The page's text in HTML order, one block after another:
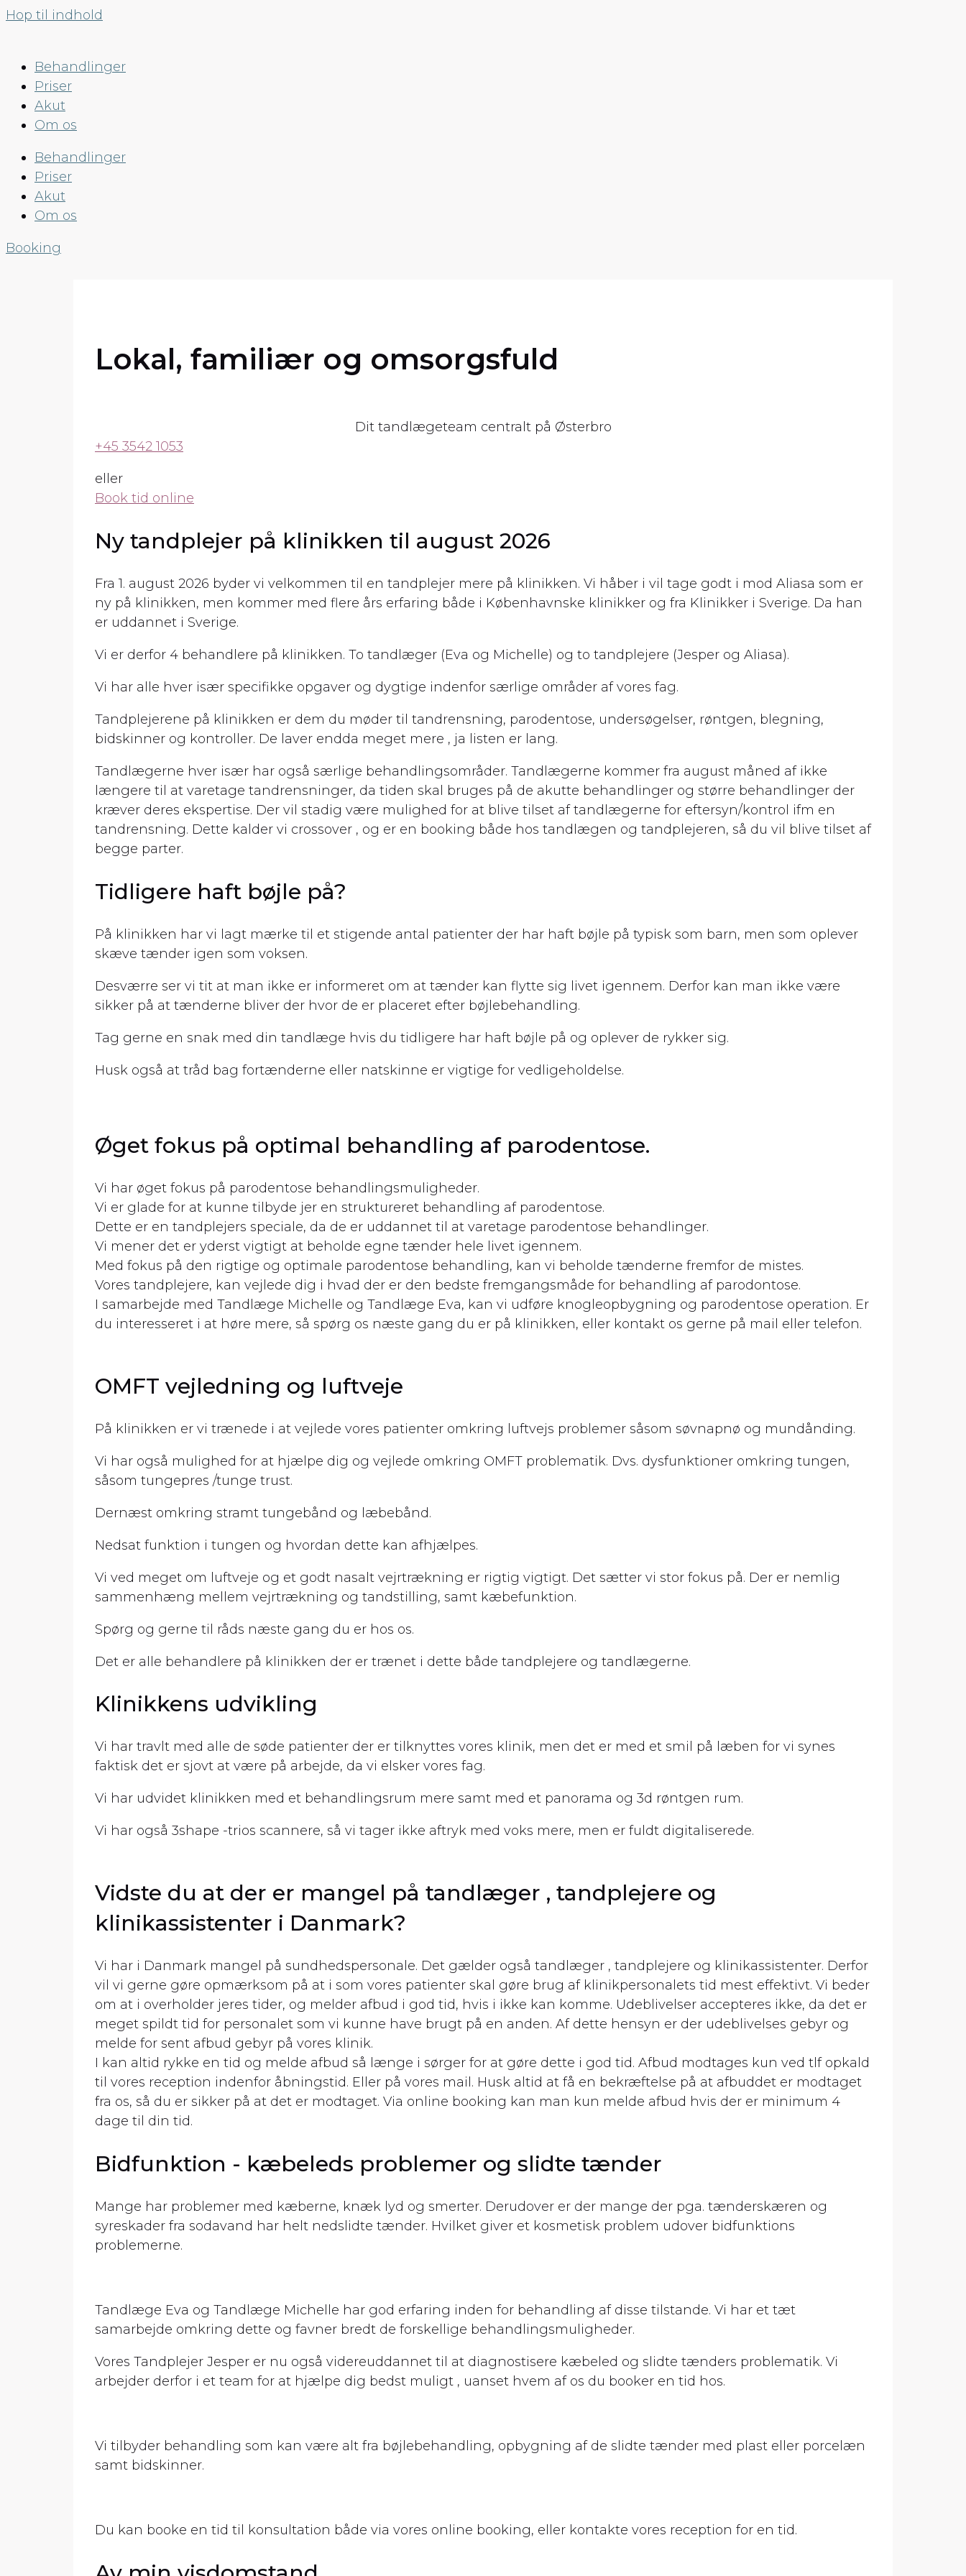
Hop til indhold
Behandlinger
Priser
Akut
Om os
Behandlinger
Priser
Akut
Om os
Booking
Lokal, familiær og omsorgsfuld
Dit tandlægeteam centralt på Østerbro
+45 3542 1053
eller
Book tid online
Ny tandplejer på klinikken til august 2026
Fra 1. august 2026 byder vi velkommen til en tandplejer mere på klinikken. Vi håber i vil tage godt i mod Aliasa som er
ny på klinikken, men kommer med flere års erfaring både i Københavnske klinikker og fra Klinikker i Sverige. Da han
er uddannet i Sverige.
Vi er derfor 4 behandlere på klinikken. To tandlæger (Eva og Michelle) og to tandplejere (Jesper og Aliasa).
Vi har alle hver især specifikke opgaver og dygtige indenfor særlige områder af vores fag.
Tandplejerene på klinikken er dem du møder til tandrensning, parodentose, undersøgelser, røntgen, blegning,
bidskinner og kontroller. De laver endda meget mere , ja listen er lang.
Tandlægerne hver især har også særlige behandlingsområder. Tandlægerne kommer fra august måned af ikke
længere til at varetage tandrensninger, da tiden skal bruges på de akutte behandlinger og større behandlinger der
kræver deres ekspertise. Der vil stadig være mulighed for at blive tilset af tandlægerne for eftersyn/kontrol ifm en
tandrensning. Dette kalder vi crossover , og er en booking både hos tandlægen og tandplejeren, så du vil blive tilset af
begge parter.
Tidligere haft bøjle på?
På klinikken har vi lagt mærke til et stigende antal patienter der har haft bøjle på typisk som barn, men som oplever
skæve tænder igen som voksen.
Desværre ser vi tit at man ikke er informeret om at tænder kan flytte sig livet igennem. Derfor kan man ikke være
sikker på at tænderne bliver der hvor de er placeret efter bøjlebehandling.
Tag gerne en snak med din tandlæge hvis du tidligere har haft bøjle på og oplever de rykker sig.
Husk også at tråd bag fortænderne eller natskinne er vigtige for vedligeholdelse.
Øget fokus på optimal behandling af parodentose.
Vi har øget fokus på parodentose behandlingsmuligheder.
Vi er glade for at kunne tilbyde jer en struktureret behandling af parodentose.
Dette er en tandplejers speciale, da de er uddannet til at varetage parodentose behandlinger.
Vi mener det er yderst vigtigt at beholde egne tænder hele livet igennem.
Med fokus på den rigtige og optimale parodentose behandling, kan vi beholde tænderne fremfor de mistes.
Vores tandplejere, kan vejlede dig i hvad der er den bedste fremgangsmåde for behandling af parodontose.
I samarbejde med Tandlæge Michelle og Tandlæge Eva, kan vi udføre knogleopbygning og parodentose operation. Er
du interesseret i at høre mere, så spørg os næste gang du er på klinikken, eller kontakt os gerne på mail eller telefon.
OMFT vejledning og luftveje
På klinikken er vi trænede i at vejlede vores patienter omkring luftvejs problemer såsom søvnapnø og mundånding.
Vi har også mulighed for at hjælpe dig og vejlede omkring OMFT problematik. Dvs. dysfunktioner omkring tungen,
såsom tungepres /tunge trust.
Dernæst omkring stramt tungebånd og læbebånd.
Nedsat funktion i tungen og hvordan dette kan afhjælpes.
Vi ved meget om luftveje og et godt nasalt vejrtrækning er rigtig vigtigt. Det sætter vi stor fokus på. Der er nemlig
sammenhæng mellem vejrtrækning og tandstilling, samt kæbefunktion.
Spørg og gerne til råds næste gang du er hos os.
Det er alle behandlere på klinikken der er trænet i dette både tandplejere og tandlægerne.
Klinikkens udvikling
Vi har travlt med alle de søde patienter der er tilknyttes vores klinik, men det er med et smil på læben for vi synes
faktisk det er sjovt at være på arbejde, da vi elsker vores fag.
Vi har udvidet klinikken med et behandlingsrum mere samt med et panorama og 3d røntgen rum.
Vi har også 3shape -trios scannere, så vi tager ikke aftryk med voks mere, men er fuldt digitaliserede.
Vidste du at der er mangel på tandlæger , tandplejere og
klinikassistenter i Danmark?
Vi har i Danmark mangel på sundhedspersonale. Det gælder også tandlæger , tandplejere og klinikassistenter. Derfor
vil vi gerne gøre opmærksom på at i som vores patienter skal gøre brug af klinikpersonalets tid mest effektivt. Vi beder
om at i overholder jeres tider, og melder afbud i god tid, hvis i ikke kan komme. Udeblivelser accepteres ikke, da det er
meget spildt tid for personalet som vi kunne have brugt på en anden. Af dette hensyn er der udeblivelses gebyr og
melde for sent afbud gebyr på vores klinik.
I kan altid rykke en tid og melde afbud så længe i sørger for at gøre dette i god tid. Afbud modtages kun ved tlf opkald
til vores reception indenfor åbningstid. Eller på vores mail. Husk altid at få en bekræftelse på at afbuddet er modtaget
fra os, så du er sikker på at det er modtaget. Via online booking kan man kun melde afbud hvis der er minimum 4
dage til din tid.
Bidfunktion - kæbeleds problemer og slidte tænder
Mange har problemer med kæberne, knæk lyd og smerter. Derudover er der mange der pga. tænderskæren og
syreskader fra sodavand har helt nedslidte tænder. Hvilket giver et kosmetisk problem udover bidfunktions
problemerne.
Tandlæge Eva og Tandlæge Michelle har god erfaring inden for behandling af disse tilstande. Vi har et tæt
samarbejde omkring dette og favner bredt de forskellige behandlingsmuligheder.
Vores Tandplejer Jesper er nu også videreuddannet til at diagnostisere kæbeled og slidte tænders problematik. Vi
arbejder derfor i et team for at hjælpe dig bedst muligt , uanset hvem af os du booker en tid hos.
Vi tilbyder behandling som kan være alt fra bøjlebehandling, opbygning af de slidte tænder med plast eller porcelæn
samt bidskinner.
Du kan booke en tid til konsultation både via vores online booking, eller kontakte vores reception for en tid.